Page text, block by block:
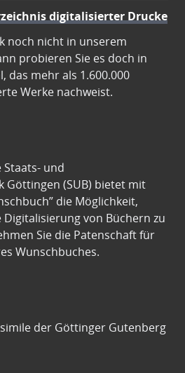
digitalisierter Drucke
noch nicht in unserem
probieren Sie es doch in
das mehr als 1.600.000
Werke nachweist.
Staats- und
Göttingen (SUB) bietet mit
die Möglichkeit,
von Büchern zu
Sie die Patenschaft für
Wunschbuches.
der Göttinger Gutenberg